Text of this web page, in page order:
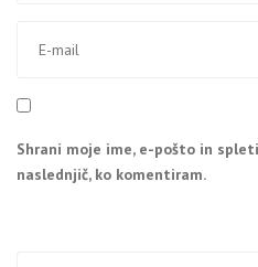
Shrani moje ime, e-pošto in
naslednjič, ko komentiram.